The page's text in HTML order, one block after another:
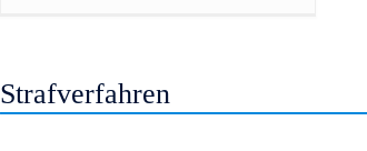
Strafverfahren